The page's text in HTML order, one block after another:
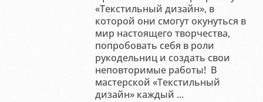
«Текстильный дизайн», в
которой они смогут окунуться в
мир настоящего творчества,
попробовать себя в роли
рукодельниц и создать свои
неповторимые работы! В
мастерской «Текстильный
дизайн» каждый ...